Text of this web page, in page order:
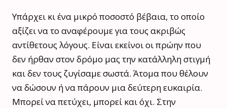
Υπάρχει κι ένα μικρό ποσοστό βέβαια, το οποίο
αξίζει να το αναφέρουμε για τους ακριβώς
αντίθετους λόγους. Είναι εκείνοι οι πρώην που
δεν ήρθαν στον δρόμο μας την κατάλληλη στιγμή
και δεν τους ζυγίσαμε σωστά. Άτομα που θέλουν
να δώσουν ή να πάρουν μια δεύτερη ευκαιρία.
Μπορεί να πετύχει, μπορεί και όχι. Στην